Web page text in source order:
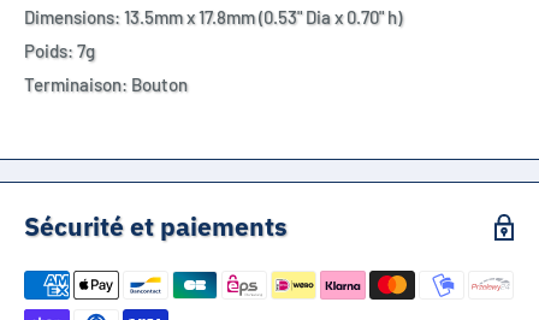
Dimensions: 13.5mm x 17.8mm (0.53" Dia x 0.70" h)
Poids: 7g
Terminaison: Bouton
Sécurité et paiements